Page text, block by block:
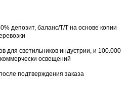
депозит, баланс/T/T на основе копии
для светильников индустрии, и 100.000
освещений
подтверждения заказа